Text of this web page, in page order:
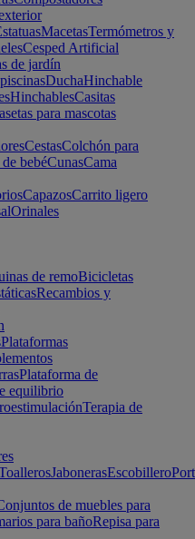
MacetasTermómetros y
Cesped Artificial
de jardín
DuchaHinchable
HinchablesCasitas
para mascotas
CestasColchón para
bebéCunasCama
CapazosCarrito ligero
Orinales
de remoBicicletas
Recambios y
Plataformas
Plataforma de
equilibrio
Terapia de
JabonerasEscobillero
de muebles para
para bañoRepisa para